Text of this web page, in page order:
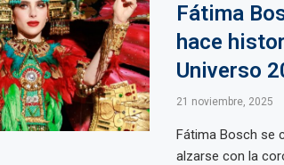
Fátima
hace
Universo
21 noviembre, 2025
Fátima Bosch se
alzarse con la